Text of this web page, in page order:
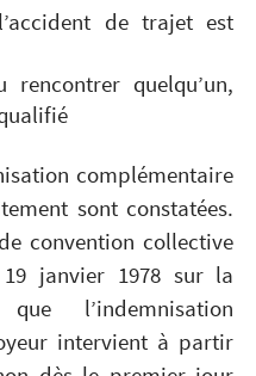
de trajet est
quelqu’un,
complémentaire
sont constatées.
convention collective
janvier 1978 sur la
l’indemnisation
intervient à partir